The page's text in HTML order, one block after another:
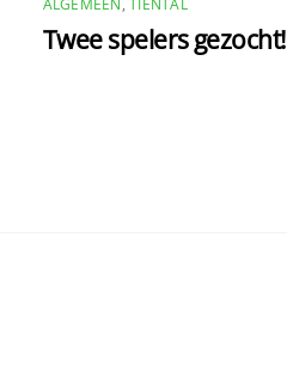
Twee spelers gezocht!